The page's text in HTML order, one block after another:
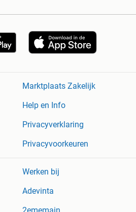
Marktplaats Zakelijk
Help en Info
Privacyverklaring
Privacyvoorkeuren
Werken bij
Adevinta